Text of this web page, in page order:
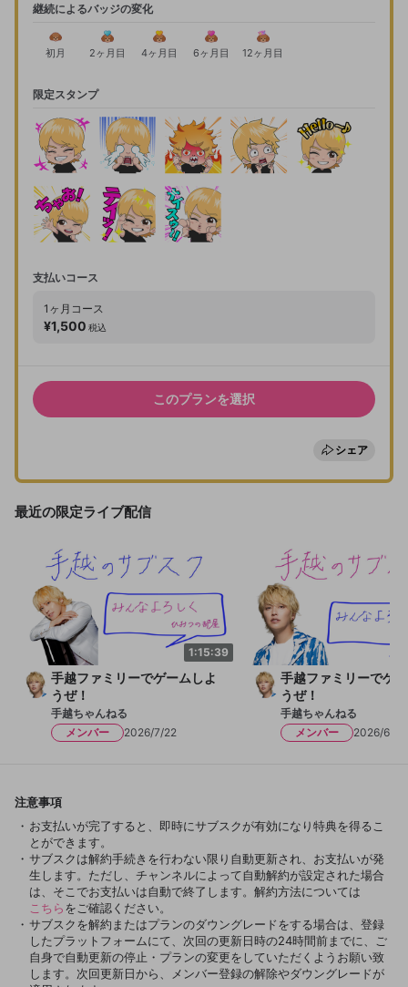
継続によるバッジの変化
初月 2ヶ月目 4ヶ月目 6ヶ月目 12ヶ月目
限定スタンプ
支払いコース
1ヶ月 コース
¥1,500 税込
このプランを選択
シェア
最近の限定ライブ配信
1:15:39
手越ファミリーでゲームしよ
うぜ！
手越ちゃんねる
メンバー
2026/7/22
手越ファミリーでゲ
うぜ！
手越ちゃんねる
メンバー
2026/6/22
注意事項
お支払いが完了すると、即時にサブスクが有効になり特典を得るこ
とができます。
サブスクは解約手続きを行わない限り自動更新され、お支払いが発
生します。ただし、チャンネルによって自動解約が設定された場合
は、そこでお支払いは自動で終了します。解約方法については
こちらをご確認ください。
サブスクを解約またはプランのダウングレードをする場合は、登録
したプラットフォームにて、次回の更新日時の24時間前までに、ご
自身で自動更新の停止・プランの変更をしていただくようお願い致
します。次回更新日から、メンバー登録の解除やダウングレードが
しました。
サブスク「フレンドプラン」への入会があ
りました。
OK
mellow-fanからのお得な情報をメールで受
ゲームの録画禁止区域の配信
改造版・海賊版ソフトの配信
その他の問題